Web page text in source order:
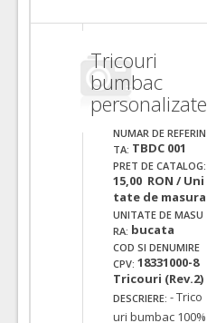
Tricouri
bumbac
personalizate
NUMAR DE REFERIN
TA: TBDC 001
PRET DE CATALOG:
15,00 RON / Uni
tate de masura
UNITATE DE MASU
RA: bucata
COD SI DENUMIRE
CPV: 18331000-8
Tricouri (Rev.2)
DESCRIERE: - Trico
uri bumbac 100%